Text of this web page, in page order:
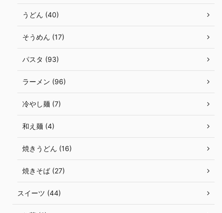
うどん (40)
そうめん (17)
パスタ (93)
ラーメン (96)
冷やし麺 (7)
和え麺 (4)
焼きうどん (16)
焼きそば (27)
スイーツ (44)